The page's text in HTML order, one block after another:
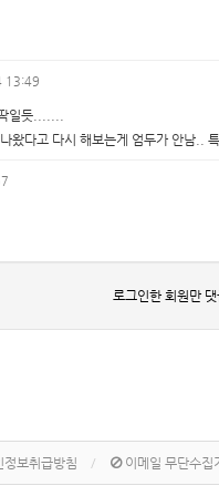
13:49
일듯.......
왔다고 다시 해보는게 엄두가 안남..
로그인한 회원만
정보취급방침 이메일 무단수집